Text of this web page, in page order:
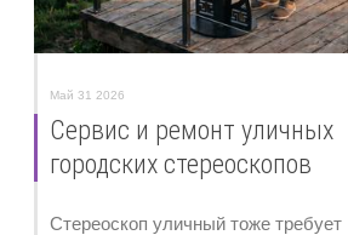
Май 31 2026
Сервис и ремонт уличных
городских стереоскопов
Стереоскоп уличный тоже требует